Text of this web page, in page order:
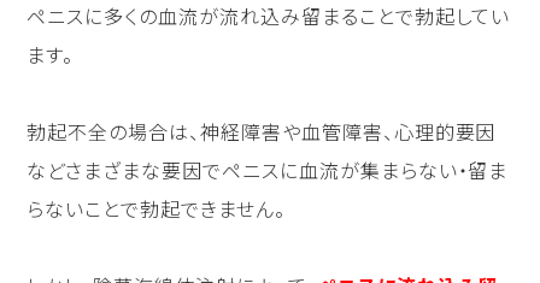
ペニスに多くの血流が流れ込み留まることで勃起してい
ます。
勃起不全の場合は、神経障害や血管障害、心理的要因
などさまざまな要因でペニスに血流が集まらない・留ま
らないことで勃起できません。